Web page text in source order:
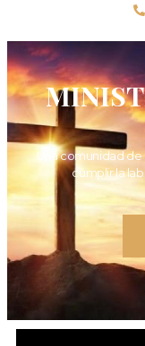
Una comunidad
cumplir la